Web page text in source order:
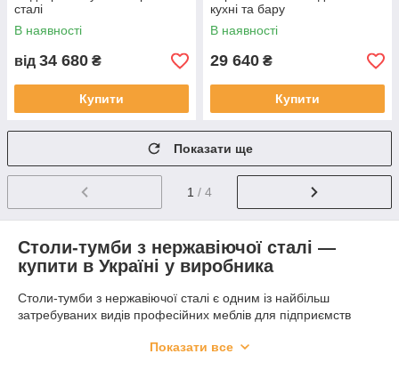
сталі
В наявності
від 34 680 ₴
Купити
кухні та бару
В наявності
29 640 ₴
Купити
Показати ще
1 / 4
Столи-тумби з нержавіючої сталі —
купити в Україні у виробника
Столи-тумби з нержавіючої сталі є одним із найбільш
затребуваних видів професійних меблів для підприємств
установ, лабораторій, магазинів, пекарень та кондитерських,
Показати все